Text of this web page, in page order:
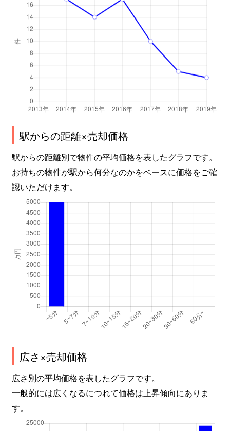
駅からの距離×売却価格
駅からの距離別で物件の平均価格を表したグラフです。
お持ちの物件が駅から何分なのかをベースに価格をご確
認いただけます。
広さ×売却価格
広さ別の平均価格を表したグラフです。
一般的には広くなるにつれて価格は上昇傾向にありま
す。